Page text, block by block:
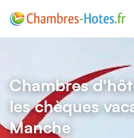
Chambres
les chèques
Manche